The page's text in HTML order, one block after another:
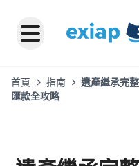
首頁 指南
遺產繼承完
匯款全攻略